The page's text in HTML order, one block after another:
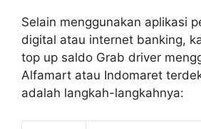
Selain menggunakan aplikasi
digital atau internet banking,
top up saldo Grab driver
Alfamart atau Indomaret
adalah langkah-langkahnya: